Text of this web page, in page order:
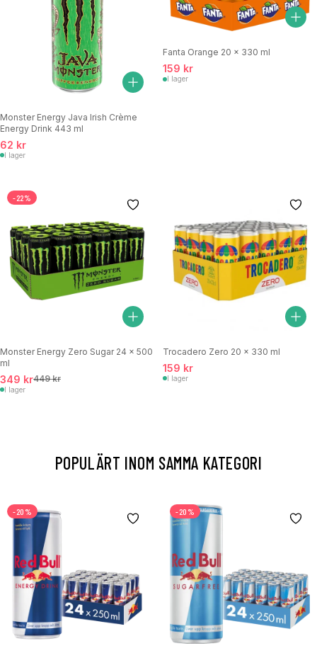
Monster Energy Java Irish Crème
Energy Drink 443 ml
62 kr
I lager
Fanta Orange 20 x 330 ml
159 kr
I lager
-22%
Monster Energy Zero Sugar 24 x 500
ml
349 kr449 kr
I lager
Trocadero Zero 20 x 330 ml
159 kr
I lager
POPULÄRT INOM SAMMA KATEGORI
-20% -20%